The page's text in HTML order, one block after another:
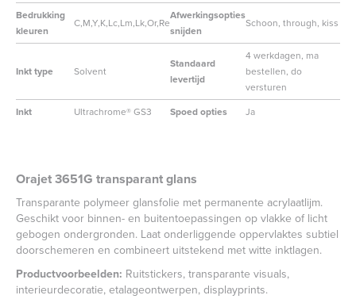
Bedrukking
kleuren
C,M,Y,K,Lc,Lm,Lk,Or,Re
Afwerkingsopties
snijden
Schoon, through, kiss
Inkt type Solvent
Standaard
levertijd
4 werkdagen, ma
bestellen, do
versturen
Inkt
Ultrachrome® GS3 Spoed opties Ja
Orajet 3651G transparant glans
Transparante polymeer glansfolie met permanente acrylaatlijm.
Geschikt voor binnen- en buitentoepassingen op vlakke of licht
gebogen ondergronden. Laat onderliggende oppervlaktes subtiel
doorschemeren en combineert uitstekend met witte inktlagen.
Productvoorbeelden: Ruitstickers, transparante visuals,
interieurdecoratie, etalageontwerpen, displayprints.